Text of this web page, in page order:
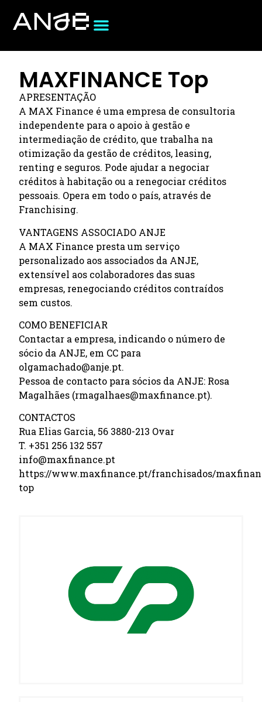
MAXFINANCE Top
APRESENTAÇÃO
A MAX Finance é uma empresa de consultoria
independente para o apoio à gestão e
intermediação de crédito, que trabalha na
otimização da gestão de créditos, leasing,
renting e seguros. Pode ajudar a negociar
créditos à habitação ou a renegociar créditos
pessoais. Opera em todo o país, através de
Franchising.
VANTAGENS ASSOCIADO ANJE
A MAX Finance presta um serviço
personalizado aos associados da ANJE,
extensível aos colaboradores das suas
empresas, renegociando créditos contraídos
sem custos.
COMO BENEFICIAR
Contactar a empresa, indicando o número de
sócio da ANJE, em CC para
olgamachado@anje.pt.
Pessoa de contacto para sócios da ANJE: Rosa
Magalhães (rmagalhaes@maxfinance.pt).
CONTACTOS
Rua Elias Garcia, 56 3880-213 Ovar
T. +351 256 132 557
info@maxfinance.pt
https://www.maxfinance.pt/franchisados/
top